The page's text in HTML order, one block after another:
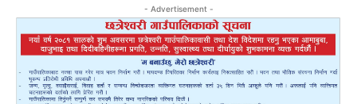
- Advertisement -